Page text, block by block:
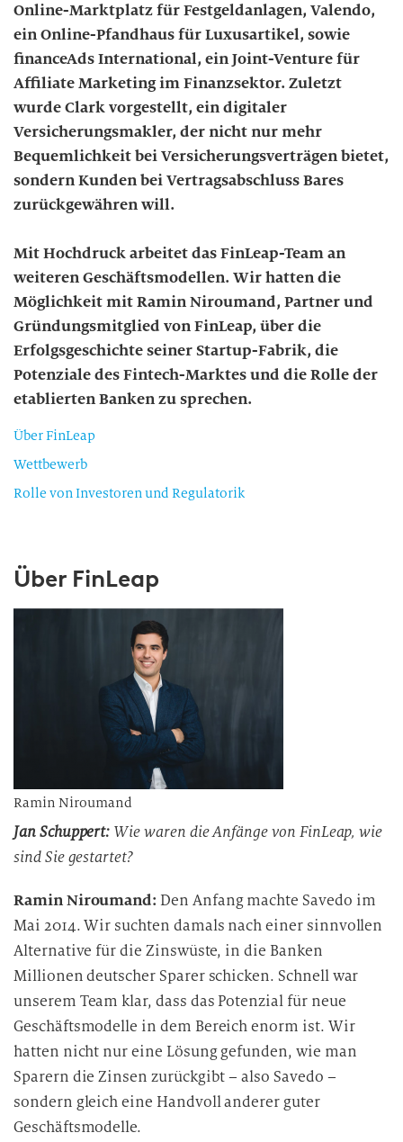
Online-Marktplatz für Festgeldanlagen, Valendo,
ein Online-Pfandhaus für Luxusartikel, sowie
financeAds International, ein Joint-Venture für
Affiliate Marketing im Finanzsektor. Zuletzt
wurde Clark vorgestellt, ein digitaler
Versicherungsmakler, der nicht nur mehr
Bequemlichkeit bei Versicherungsverträgen bietet,
sondern Kunden bei Vertragsabschluss Bares
zurückgewähren will.
Mit Hochdruck arbeitet das FinLeap-Team an
weiteren Geschäftsmodellen. Wir hatten die
Möglichkeit mit Ramin Niroumand, Partner und
Gründungsmitglied von FinLeap, über die
Erfolgsgeschichte seiner Startup-Fabrik, die
Potenziale des Fintech-Marktes und die Rolle der
etablierten Banken zu sprechen.
Über FinLeap
Wettbewerb
Rolle von Investoren und Regulatorik
Über FinLeap
Ramin Niroumand
Jan Schuppert: Wie waren die Anfänge von FinLeap, wie
sind Sie gestartet?
Ramin Niroumand: Den Anfang machte Savedo im
Mai 2014. Wir suchten damals nach einer sinnvollen
Alternative für die Zinswüste, in die Banken
Millionen deutscher Sparer schicken. Schnell war
unserem Team klar, dass das Potenzial für neue
Geschäftsmodelle in dem Bereich enorm ist. Wir
hatten nicht nur eine Lösung gefunden, wie man
Sparern die Zinsen zurückgibt – also Savedo –
sondern gleich eine Handvoll anderer guter
Geschäftsmodelle.